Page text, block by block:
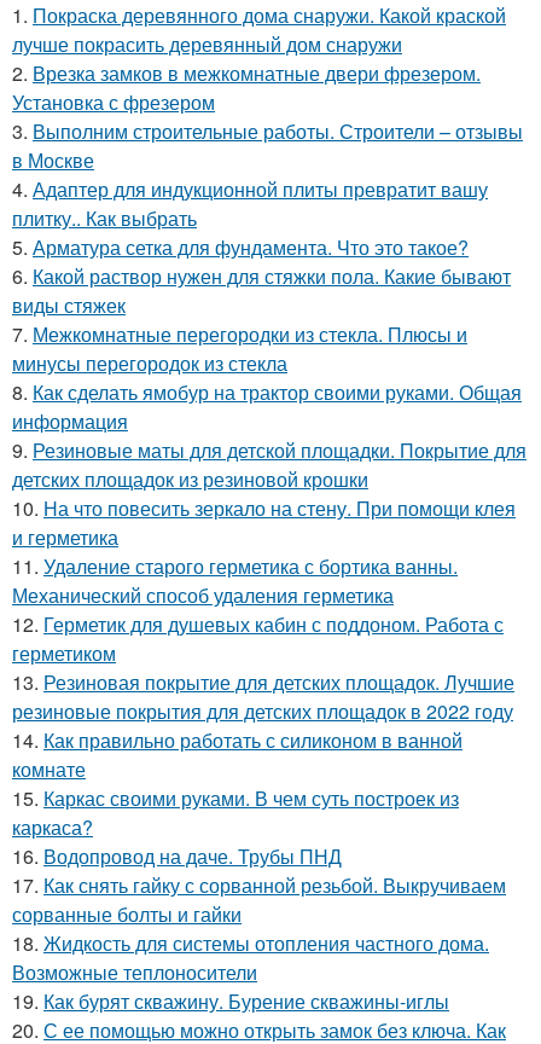
1. Покраска деревянного дома снаружи. Какой краской
лучше покрасить деревянный дом снаружи
2. Врезка замков в межкомнатные двери фрезером.
Установка с фрезером
3. Выполним строительные работы. Строители – отзывы
в Москве
4. Адаптер для индукционной плиты превратит вашу
плитку.. Как выбрать
5. Арматура сетка для фундамента. Что это такое?
6. Какой раствор нужен для стяжки пола. Какие бывают
виды стяжек
7. Межкомнатные перегородки из стекла. Плюсы и
минусы перегородок из стекла
8. Как сделать ямобур на трактор своими руками. Общая
информация
9. Резиновые маты для детской площадки. Покрытие для
детских площадок из резиновой крошки
10. На что повесить зеркало на стену. При помощи клея
и герметика
11. Удаление старого герметика с бортика ванны.
Механический способ удаления герметика
12. Герметик для душевых кабин с поддоном. Работа с
герметиком
13. Резиновая покрытие для детских площадок. Лучшие
резиновые покрытия для детских площадок в 2022 году
14. Как правильно работать с силиконом в ванной
комнате
15. Каркас своими руками. В чем суть построек из
каркаса?
16. Водопровод на даче. Трубы ПНД
17. Как снять гайку с сорванной резьбой. Выкручиваем
сорванные болты и гайки
18. Жидкость для системы отопления частного дома.
Возможные теплоносители
19. Как бурят скважину. Бурение скважины-иглы
20. С ее помощью можно открыть замок без ключа. Как